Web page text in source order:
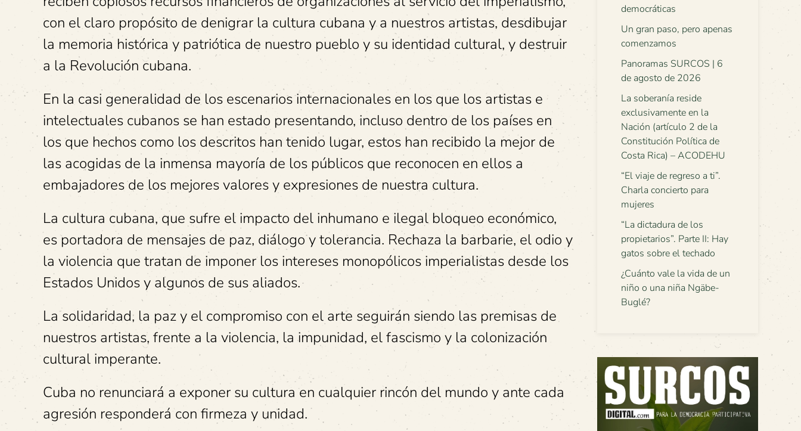
con el claro propósito de denigrar la cultura cubana y a nuestros artistas, desdibujar
la memoria histórica y patriótica de nuestro pueblo y su identidad cultural, y destruir
a la Revolución cubana.
En la casi generalidad de los escenarios internacionales en los que los artistas e
intelectuales cubanos se han estado presentando, incluso dentro de los países en
los que hechos como los descritos han tenido lugar, estos han recibido la mejor de
las acogidas de la inmensa mayoría de los públicos que reconocen en ellos a
embajadores de los mejores valores y expresiones de nuestra cultura.
La cultura cubana, que sufre el impacto del inhumano e ilegal bloqueo económico,
es portadora de mensajes de paz, diálogo y tolerancia. Rechaza la barbarie, el odio y
la violencia que tratan de imponer los intereses monopólicos imperialistas desde los
Estados Unidos y algunos de sus aliados.
La solidaridad, la paz y el compromiso con el arte seguirán siendo las premisas de
nuestros artistas, frente a la violencia, la impunidad, el fascismo y la colonización
cultural imperante.
Cuba no renunciará a exponer su cultura en cualquier rincón del mundo y ante cada
agresión responderá con firmeza y unidad.
democráticas
Un gran paso, pero apenas
comenzamos
Panoramas SURCOS | 6
de agosto de 2026
La soberanía reside
exclusivamente en la
Nación (artículo 2 de la
Constitución Política de
Costa Rica) – ACODEHU
“El viaje de regreso a ti”.
Charla concierto para
mujeres
“La dictadura de los
propietarios”. Parte II: Hay
gatos sobre el techado
¿Cuánto vale la vida de un
niño o una niña Ngäbe-
Buglé?